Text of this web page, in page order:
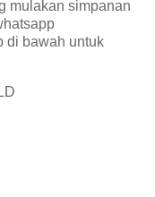
mulakan simpanan
di bawah untuk